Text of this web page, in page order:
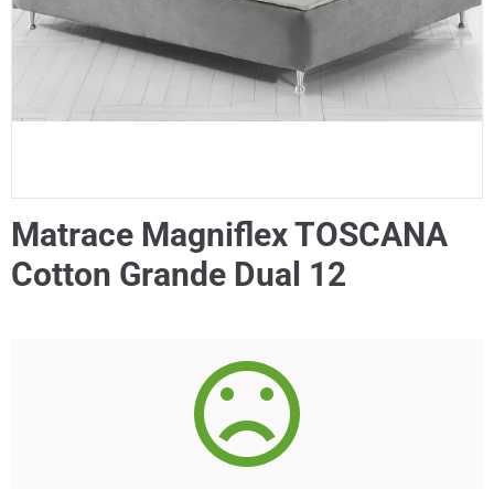
Matrace Magniflex TOSCANA
Cotton Grande Dual 12